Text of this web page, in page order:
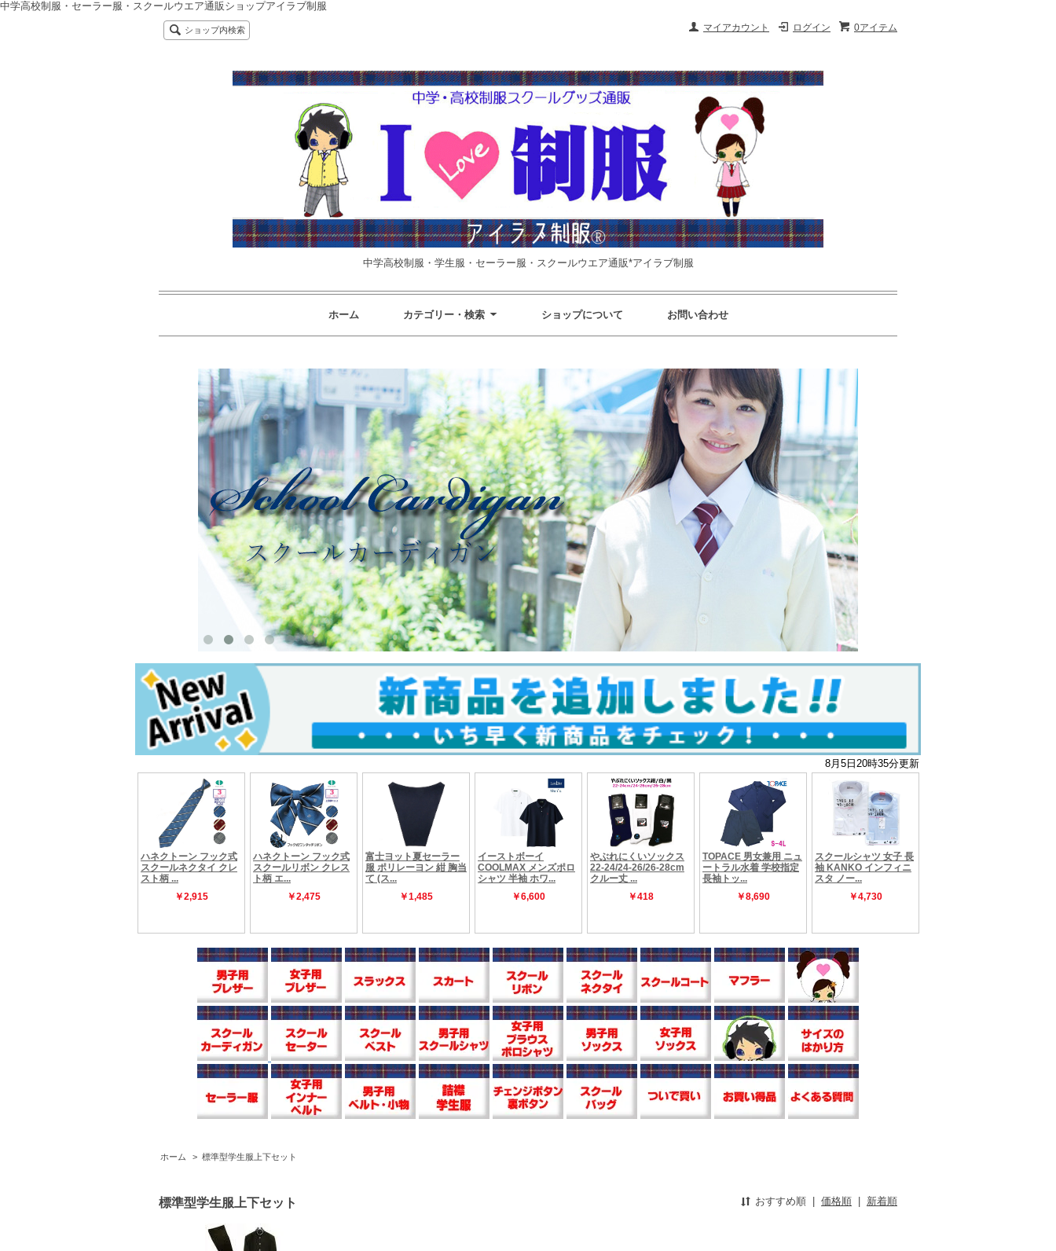
中学高校制服・セーラー服・スクールウエア通販ショップアイラブ制服
0アイテム
ログイン
マイアカウント
ショップ内検索
中学高校制服・学生服・セーラー服・スクールウエア通販*アイラブ制服
ホーム カテゴリー・検索 ショップについて お問い合わせ
ホーム > 標準型学生服上下セット
標準型学生服上下セット おすすめ順 価格順 新着順